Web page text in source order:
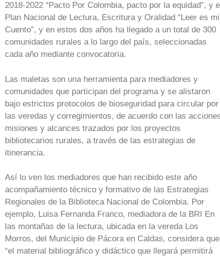
2018-2022 “Pacto Por Colombia, pacto por la equidad”, y
Plan Nacional de Lectura, Escritura y Oralidad “Leer es mi
Cuento”, y en estos dos años ha llegado a un total de 300
comunidades rurales a lo largo del país, seleccionadas
cada año mediante convocatoria.
Las maletas son una herramienta para mediadores y
comunidades que participan del programa y se alistaron
bajo estrictos protocolos de bioseguridad para circular por
las veredas y corregimientos, de acuerdo con las
misiones y alcances trazados por los proyectos
bibliotecarios rurales, a través de las estrategias de
itinerancia.
Así lo ven los mediadores que han recibido este año
acompañamiento técnico y formativo de las Estrategias
Regionales de la Biblioteca Nacional de Colombia. Por
ejemplo, Luisa Fernanda Franco, mediadora de la BRI En
las montañas de la lectura, ubicada en la vereda Los
Morros, del Municipio de Pácora en Caldas, considera que
“el material bibliográfico y didáctico que llegará permitirá